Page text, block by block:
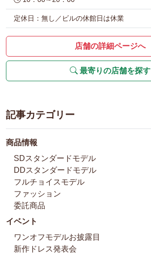
定休日：無し／ビルの休館日は休業
店舗の詳細ページへ
最寄りの店舗を探す
記事カテゴリー
商品情報
SDスタンダードモデル
DDスタンダードモデル
フルチョイスモデル
ファッション
委託商品
イベント
ワンオフモデルお披露目
新作ドレス発表会